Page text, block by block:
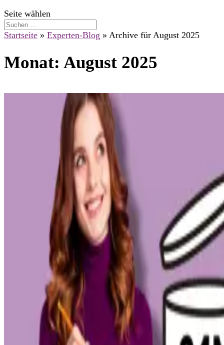
Seite wählen
Startseite » Experten-Blog » Archive für August 2025
Monat: August 2025